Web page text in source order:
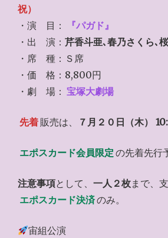
祝）
・演 目：
『パガド』
・出 演： 芹香斗亜､春乃さくら､
・席 種：Ｓ席
・価 格：8,800円
・劇 場： 宝塚大劇場
先着 販売は、 ７月２０日（木）
エポスカード会員限定 の先着先行
注意事項として、 一人２枚まで、
エポスカード決済のみ。
宙組公演